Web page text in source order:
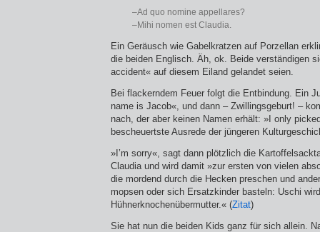
–Ad quo nomine appellares?
–Mihi nomen est Claudia.
Ein Geräusch wie Gabelkratzen auf Porzellan
die beiden Englisch. Äh, ok. Beide verständigen
accident« auf diesem Eiland gelandet seien.
Bei flackerndem Feuer folgt die Entbindung. Ein
name is Jacob«, und dann – Zwillingsgeburt! –
nach, der aber keinen Namen erhält: »I only
bescheuertste Ausrede der jüngeren
»I’m sorry«, sagt dann plötzlich die
Claudia und wird damit »zur ersten von vielen
die mordend durch die Hecken preschen und
mopsen oder sich Ersatzkinder basteln: Uschi
Hühnerknochenübermutter.« (Zitat)
Sie hat nun die beiden Kids ganz für sich allein.